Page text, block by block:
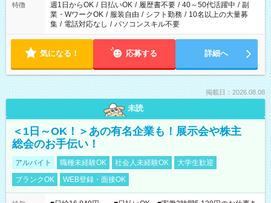
特徴 週1日からOK / 日払いOK / 履歴書不要 / 40～50代活躍中 / 副
業・WワークOK / 服装自由 / シフト勤務 / 10名以上の大量募
集 / 電話対応なし / パソコンスキル不要
気になる！ 応募する 詳細へ
掲載日：2026.08.08
未読
＜1日～OK！＞あの有名企業も！展示会や株主
総会のお手伝い！
アルバイト 職種未経験OK 社会人未経験OK
大学生歓迎
ブランクOK
WEB登録・面接OK